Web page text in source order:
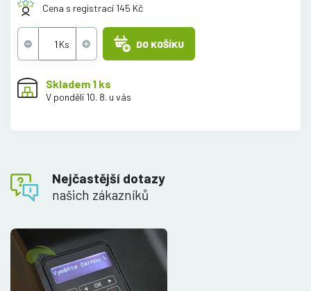
Cena s registrací 145 Kč
DO KOŠÍKU
Skladem 1 ks
V pondělí 10. 8. u vás
Nejčastější dotazy
našich zákazníků